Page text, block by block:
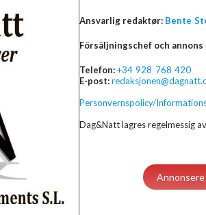
Ansvarlig redaktør: Bente
Försäljningschef och annons
Telefon:+34 928 768 420
E-post:
Personvernspolicy/
Dag&Natt lagres regelmessig
Annonsere